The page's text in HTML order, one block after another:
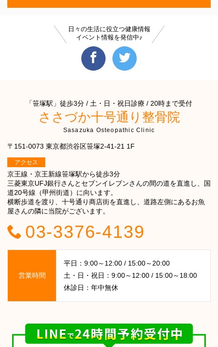
日々の生活に役立つ健康情報
イベント情報を発信中♪
「笹塚駅」徒歩3分 / 土・日・祝日診療 / 20時まで受付
ささづか十号通り整骨院
Sasazuka Osteopathic Clinic
〒151-0073 東京都渋谷区笹塚2-41-21 1F
アクセス
京王線・京王新線笹塚駅から徒歩3分
三菱東京UFJ銀行さんとセブンイレブンさんの間の道を直進し、国
道20号線（甲州街道）に向います。
横断歩道を渡り、十号通り商店街を直進し、道路左側にあるお魚
屋さんの隣に当院がございます。
03-3376-4139
営業時間
平日：9:00～12:00 / 15:00～20:00
土・日・祝日：9:00～12:00 / 15:00～18:00
休診日：年中無休